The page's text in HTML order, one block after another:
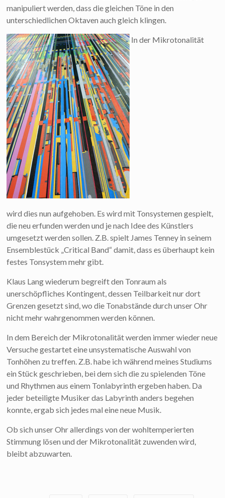
manipuliert werden, dass die gleichen Töne in den
unterschiedlichen Oktaven auch gleich klingen.
In der Mikrotonalität
wird dies nun aufgehoben. Es wird mit Tonsystemen gespielt,
die neu erfunden werden und je nach Idee des Künstlers
umgesetzt werden sollen. Z.B. spielt James Tenney in seinem
Ensemblestück „Critical Band“ damit, dass es überhaupt kein
festes Tonsystem mehr gibt.
Klaus Lang wiederum begreift den Tonraum als
unerschöpfliches Kontingent, dessen Teilbarkeit nur dort
Grenzen gesetzt sind, wo die Tonabstände durch unser Ohr
nicht mehr wahrgenommen werden können.
In dem Bereich der Mikrotonalität werden immer wieder neue
Versuche gestartet eine unsystematische Auswahl von
Tonhöhen zu treffen. Z.B. habe ich während meines Studiums
ein Stück geschrieben, bei dem sich die zu spielenden Töne
und Rhythmen aus einem Tonlabyrinth ergeben haben. Da
jeder beteiligte Musiker das Labyrinth anders begehen
konnte, ergab sich jedes mal eine neue Musik.
Ob sich unser Ohr allerdings von der wohltemperierten
Stimmung lösen und der Mikrotonalität zuwenden wird,
bleibt abzuwarten.